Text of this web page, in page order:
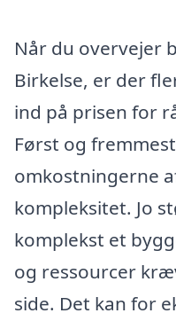
Når du overvejer
Birkelse, er der
ind på prisen for
Først og
omkostningerne
kompleksitet. Jo
komplekst et
og ressourcer
side. Det kan for